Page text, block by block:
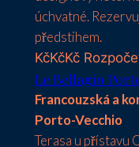
úchvatné.
předstihem.
KčKčKč
Le Bellagio
Francouzská a
Porto-Vecchio
Terasa u přístavu